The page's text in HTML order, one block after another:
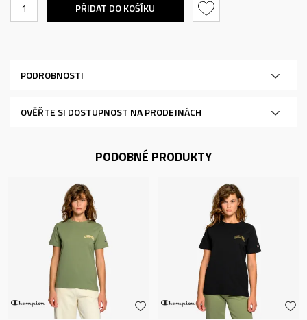
PŘIDAT DO KOŠÍKU
PODROBNOSTI
OVĚŘTE SI DOSTUPNOST NA PRODEJNÁCH
PODOBNÉ PRODUKTY